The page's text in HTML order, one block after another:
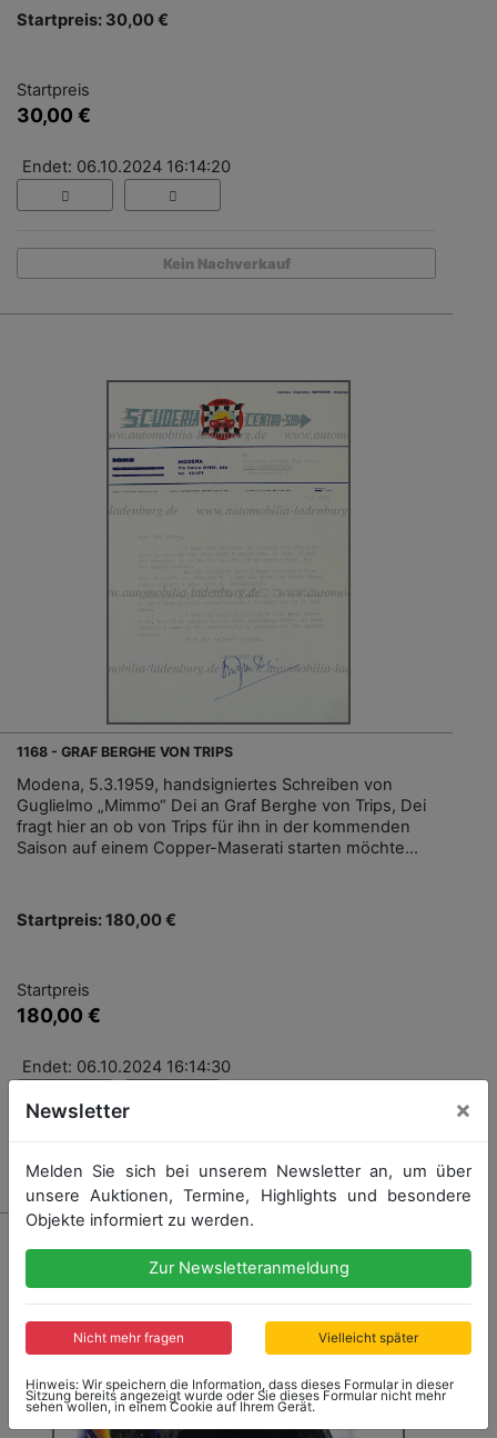
Startpreis: 30,00 €
Startpreis
30,00 €
Endet: 06.10.2024 16:14:20
Kein Nachverkauf
1168 - GRAF BERGHE VON TRIPS
Modena, 5.3.1959, handsigniertes Schreiben von
Guglielmo „Mimmo“ Dei an Graf Berghe von Trips, Dei
fragt hier an ob von Trips für ihn in der kommenden
Saison auf einem Copper-Maserati starten möchte...
Startpreis: 180,00 €
Startpreis
180,00 €
Endet: 06.10.2024 16:14:30
Kein Nachverkauf
Newsletter ×
Melden Sie sich bei unserem Newsletter an, um über
unsere Auktionen, Termine, Highlights und besondere
Objekte informiert zu werden.
Zur Newsletteranmeldung
Nicht mehr fragen Vielleicht später
Hinweis: Wir speichern die Information, dass dieses Formular in dieser
Sitzung bereits angezeigt wurde oder Sie dieses Formular nicht mehr
sehen wollen, in einem Cookie auf Ihrem Gerät.